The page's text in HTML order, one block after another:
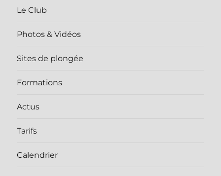
Le Club
Photos & Vidéos
Sites de plongée
Formations
Actus
Tarifs
Calendrier